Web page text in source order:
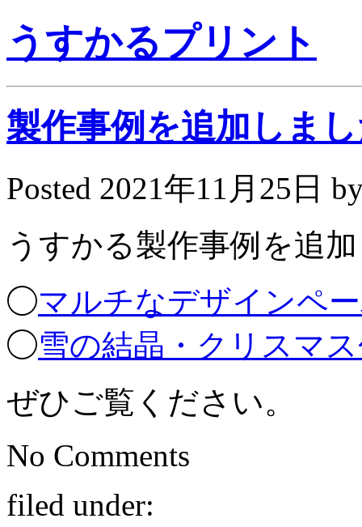
うすかるプリント
製作事例を追加しま
Posted 2021年11月25日
うすかる製作事例を追
◯マルチなデザインペ
◯雪の結晶・クリスマ
ぜひご覧ください。
No Comments
filed under: